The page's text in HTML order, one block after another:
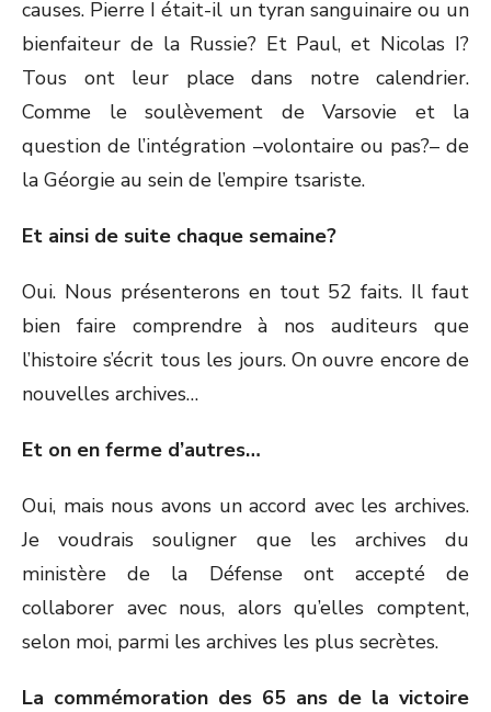
causes. Pierre I était-il un tyran sanguinaire ou un
bienfaiteur de la Russie? Et Paul, et Nicolas I?
Tous ont leur place dans notre calendrier.
Comme le soulèvement de Varsovie et la
question de l’intégration –volontaire ou pas?– de
la Géorgie au sein de l’empire tsariste.
Et ainsi de suite chaque semaine?
Oui. Nous présenterons en tout 52 faits. Il faut
bien faire comprendre à nos auditeurs que
l’histoire s’écrit tous les jours. On ouvre encore de
nouvelles archives…
Et on en ferme d’autres…
Oui, mais nous avons un accord avec les archives.
Je voudrais souligner que les archives du
ministère de la Défense ont accepté de
collaborer avec nous, alors qu’elles comptent,
selon moi, parmi les archives les plus secrètes.
La commémoration des 65 ans de la victoire